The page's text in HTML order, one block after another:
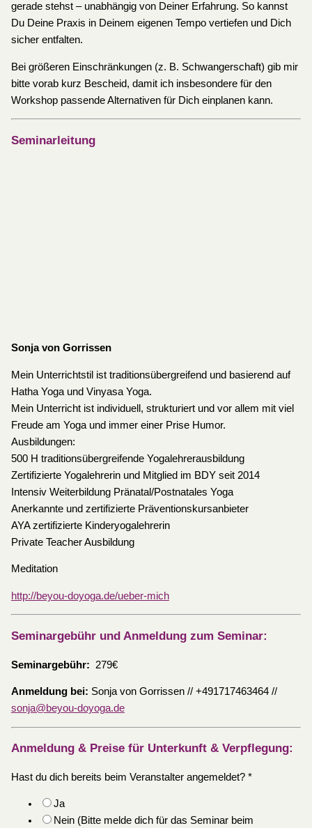
gerade stehst – unabhängig von Deiner Erfahrung. So kannst
Du Deine Praxis in Deinem eigenen Tempo vertiefen und Dich
sicher entfalten.
Bei größeren Einschränkungen (z. B. Schwangerschaft) gib mir
bitte vorab kurz Bescheid, damit ich insbesondere für den
Workshop passende Alternativen für Dich einplanen kann.
Seminarleitung
Sonja von Gorrissen
Mein Unterrichtstil ist traditionsübergreifend und basierend auf
Hatha Yoga und Vinyasa Yoga.
Mein Unterricht ist individuell, strukturiert und vor allem mit viel
Freude am Yoga und immer einer Prise Humor.
Ausbildungen:
500 H traditionsübergreifende Yogalehrerausbildung
Zertifizierte Yogalehrerin und Mitglied im BDY seit 2014
Intensiv Weiterbildung Pränatal/Postnatales Yoga
Anerkannte und zertifizierte Präventionskursanbieter
AYA zertifizierte Kinderyogalehrerin
Private Teacher Ausbildung
Meditation
http://beyou-doyoga.de/ueber-mich
Seminargebühr und Anmeldung zum Seminar:
Seminargebühr: 279€
Anmeldung bei: Sonja von Gorrissen // +491717463464 //
sonja@beyou-doyoga.de
Anmeldung & Preise für Unterkunft & Verpflegung:
Hast du dich bereits beim Veranstalter angemeldet? *
Ja
Nein (Bitte melde dich für das Seminar beim